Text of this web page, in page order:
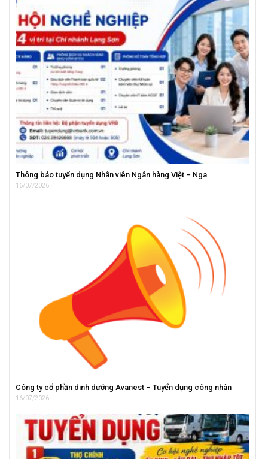
Thông báo tuyển dụng Nhân viên Ngân hàng Việt – Nga
16/07/2026
Công ty cổ phần dinh dưỡng Avanest – Tuyển dụng công nhân
16/07/2026